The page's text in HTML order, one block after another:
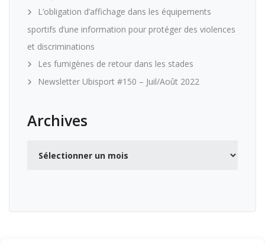
L’obligation d’affichage dans les équipements
sportifs d’une information pour protéger des violences
et discriminations
Les fumigènes de retour dans les stades
Newsletter Ubisport #150 – Juil/Août 2022
Archives